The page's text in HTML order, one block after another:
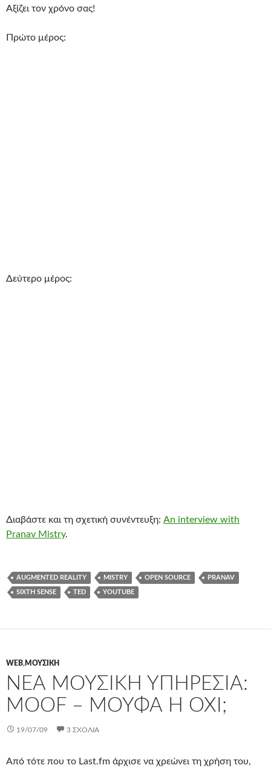
Αξίζει τον χρόνο σας!
Πρώτο μέρος:
Δεύτερο μέρος:
Διαβάστε και τη σχετική συνέντευξη: An interview with
Pranav Mistry.
AUGMENTED REALITY MISTRY OPEN SOURCE PRANAV
SIXTH SENSE TED YOUTUBE
WEB,ΜΟΥΣΙΚΉ
ΝΈΑ ΜΟΥΣΙΚΉ ΥΠΗΡΕΣΊΑ:
MOOF – ΜΟΎΦΑ Ή ΌΧΙ;
19/07/09 3 ΣΧΌΛΙΑ
Από τότε που το Last.fm άρχισε να χρεώνει τη χρήση του,